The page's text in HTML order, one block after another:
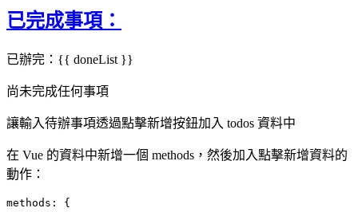
已完成事項：
已辦完：{{ doneList }}
尚未完成任何事項
讓輸入待辦事項透過點擊新增按鈕加入 todos 資料中
在 Vue 的資料中新增一個 methods，然後加入點擊新增資料的
動作：
methods: {